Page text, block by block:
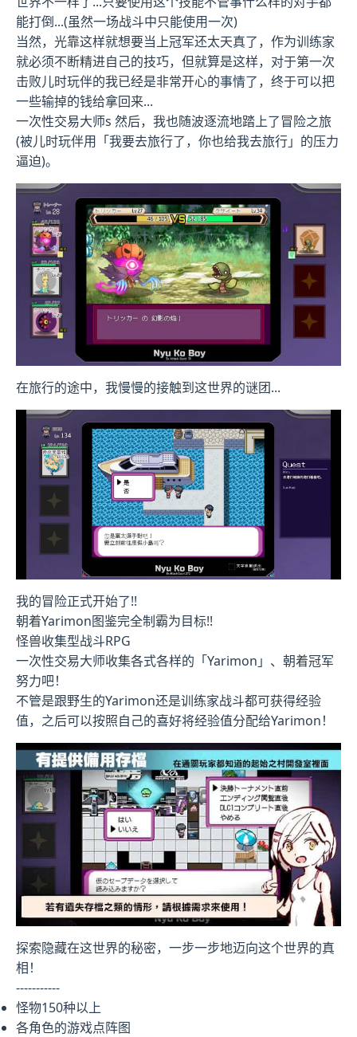
能打倒...(虽然一场战斗中只能使用一次)
当然，光靠这样就想要当上冠军还太天真了，作为训练家
就必须不断精进自己的技巧，但就算是这样，对于第一次
击败儿时玩伴的我已经是非常开心的事情了，终于可以把
一些输掉的钱给拿回来...
一次性交易大师s 然后，我也随波逐流地踏上了冒险之旅
(被儿时玩伴用「我要去旅行了，你也给我去旅行」的压力
逼迫)。
在旅行的途中，我慢慢的接触到这世界的谜团...
我的冒险正式开始了!!
朝着Yarimon图鉴完全制霸为目标!!
怪兽收集型战斗RPG
一次性交易大师收集各式各样的「Yarimon」、朝着冠军
努力吧！
不管是跟野生的Yarimon还是训练家战斗都可获得经验
值，之后可以按照自己的喜好将经验值分配给Yarimon！
探索隐藏在这世界的秘密，一步一步地迈向这个世界的真
相！
-----------
怪物150种以上
各角色的游戏点阵图